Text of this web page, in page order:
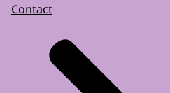
Contact